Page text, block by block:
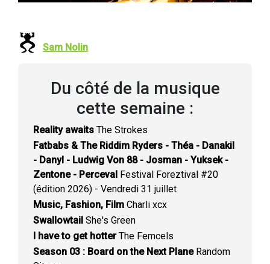
Sam Nolin
Du côté de la musique
cette semaine :
Reality awaits The Strokes
Fatbabs & The Riddim Ryders - Théa - Danakil
- Danyl - Ludwig Von 88 - Josman - Yuksek -
Zentone - Perceval Festival Foreztival #20
(édition 2026) - Vendredi 31 juillet
Music, Fashion, Film Charli xcx
Swallowtail She's Green
I have to get hotterThe Femcels
Season 03 : Board on the Next PlaneRandom